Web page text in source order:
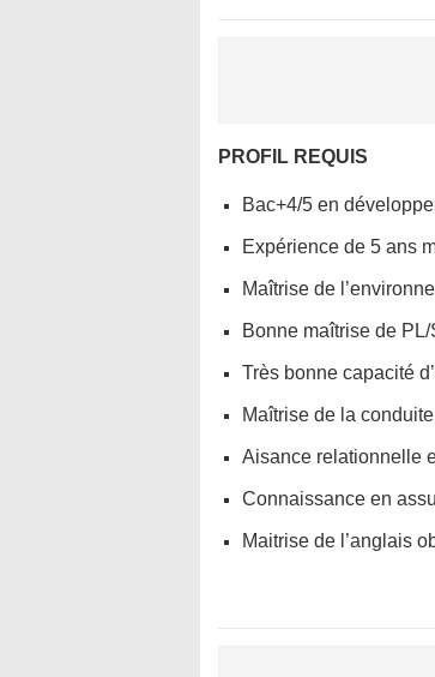
PROFIL REQUIS
Bac+4/5 en
Expérience de 5 ans
Maîtrise de
Bonne maîtrise de PL/
Très bonne capacité
Maîtrise de la
Aisance relationnelle
Connaissance en
Maitrise de l’anglais